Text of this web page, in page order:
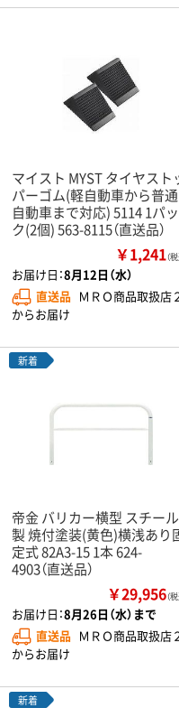
マイスト MYST タイヤスト
パーゴム(軽自動車から普通
自動車まで対応) 5114 1パッ
ク(2個) 563-8115（直送品）
￥1,241（
お届け日：8月12日（水）
直送品 ＭＲＯ商品取扱店
からお届け
新着
帝金 バリカー横型 スチール
製 焼付塗装(黄色)横浅あり
定式 82A3-15 1本 624-
4903（直送品）
￥29,956（
お届け日：8月26日（水）まで
直送品 ＭＲＯ商品取扱店
からお届け
新着